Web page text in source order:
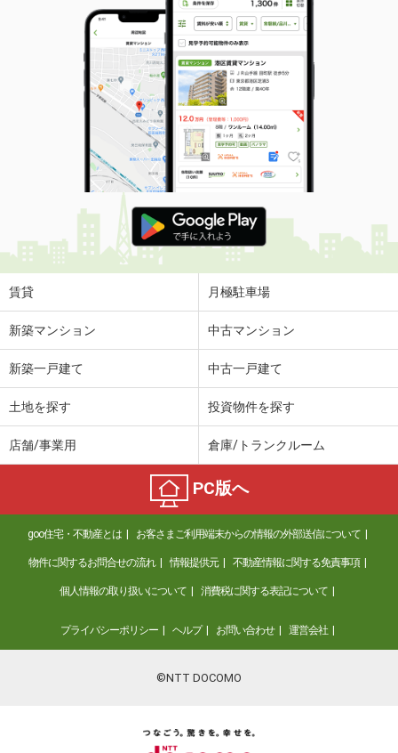
賃貸 月極駐車場
新築マンション 中古マンション
新築一戸建て 中古一戸建て
土地を探す 投資物件を探す
店舗/事業用 倉庫/トランクルーム
PC版へ
goo住宅・不動産とは お客さまご利用端末からの情報の外部送信について
物件に関するお問合せの流れ 情報提供元 不動産情報に関する免責事項
個人情報の取り扱いについて 消費税に関する表記について
プライバシーポリシー ヘルプ お問い合わせ 運営会社
©NTT DOCOMO